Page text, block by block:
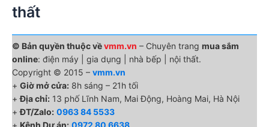
thất
© Bản quyền thuộc vềvmm.vn – Chuyên trang mua sắm
online: điện máy | gia dụng | nhà bếp | nội thất.
Copyright © 2015 – vmm.vn
+ Giờ mở cửa: 8h sáng – 21h tối
+Địa chỉ: 13 phố Lĩnh Nam, Mai Động, Hoàng Mai, Hà Nội
+ĐT/Zalo: 0963 84 5533
+ Kênh Dự án: 0972 80 6638